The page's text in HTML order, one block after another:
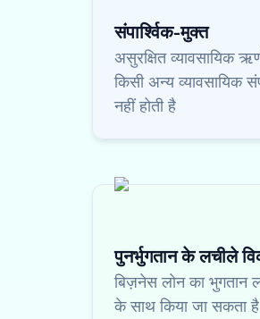
संपार्श्विक-मुक्त
असुरक्षित व्यावसायिक
किसी अन्य व्यावसायिक
नहीं होती है
पुनर्भुगतान के लचीले
बिज़नेस लोन का भुगतान
के साथ किया जा सकता है